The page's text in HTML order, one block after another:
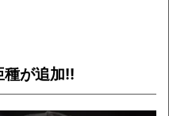
種が追加!!